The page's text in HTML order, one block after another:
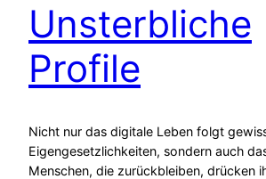
Unsterbliche
Profile
Nicht nur das digitale Leben folgt
Eigengesetzlichkeiten, sondern auch
Menschen, die zurückbleiben, drücken